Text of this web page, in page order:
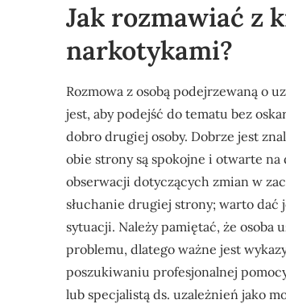
Jak rozmawiać z
narkotykami?
Rozmowa z osobą podejrzewaną o
jest, aby podejść do tematu bez
dobro drugiej osoby. Dobrze jest
obie strony są spokojne i otwarte
obserwacji dotyczących zmian w
słuchanie drugiej strony; warto
sytuacji. Należy pamiętać, że osoba
problemu, dlatego ważne jest
poszukiwaniu profesjonalnej
lub specjalistą ds. uzależnień jako